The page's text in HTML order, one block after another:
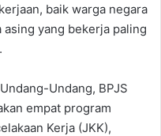
baik warga negara
yang bekerja paling
Undang, BPJS
empat program
Kerja (JKK),